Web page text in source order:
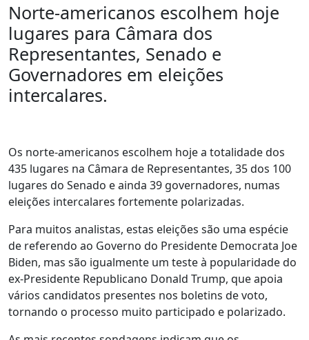
Norte-americanos escolhem hoje
lugares para Câmara dos
Representantes, Senado e
Governadores em eleições
intercalares.
Os norte-americanos escolhem hoje a totalidade dos
435 lugares na Câmara de Representantes, 35 dos 100
lugares do Senado e ainda 39 governadores, numas
eleições intercalares fortemente polarizadas.
Para muitos analistas, estas eleições são uma espécie
de referendo ao Governo do Presidente Democrata Joe
Biden, mas são igualmente um teste à popularidade do
ex-Presidente Republicano Donald Trump, que apoia
vários candidatos presentes nos boletins de voto,
tornando o processo muito participado e polarizado.